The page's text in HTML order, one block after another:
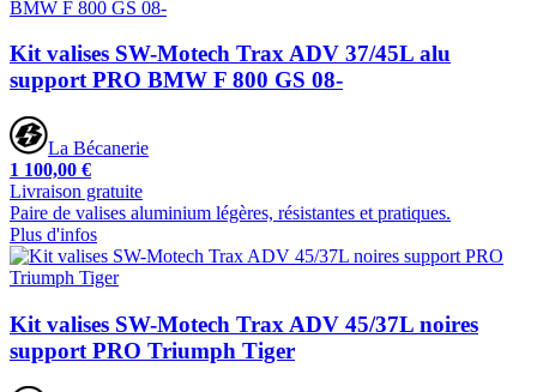
Kit valises SW-Motech Trax ADV 37/45L alu
support PRO BMW F 800 GS 08-
La Bécanerie
1 100,00 €
Livraison gratuite
Paire de valises aluminium légères, résistantes et pratiques.
Plus d'infos
Kit valises SW-Motech Trax ADV 45/37L noires
support PRO Triumph Tiger